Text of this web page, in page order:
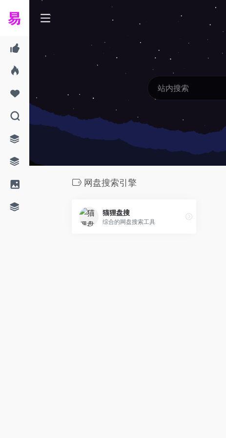
网盘搜索引擎
猫狸盘搜
综合的网盘搜索工具